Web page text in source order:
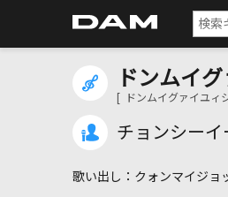
ドンムイ
[ ドンムイグァイユィ
チョンシーイ
クォンマイジョ